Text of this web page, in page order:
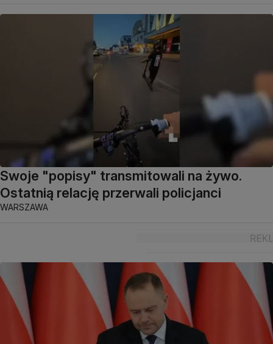
Swoje "popisy" transmitowali na żywo.
Ostatnią relację przerwali policjanci
WARSZAWA